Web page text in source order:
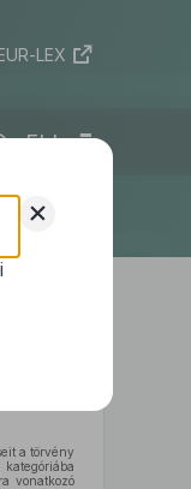
LEX
ELI
a törvény
vonatkozó
+